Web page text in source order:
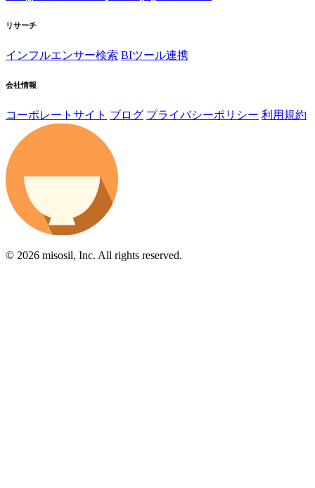
リサーチ
インフルエンサー検索 BIツール連携
会社情報
コーポレートサイト ブログ プライバシーポリシー 利用規約
© 2026 misosil, Inc. All rights reserved.